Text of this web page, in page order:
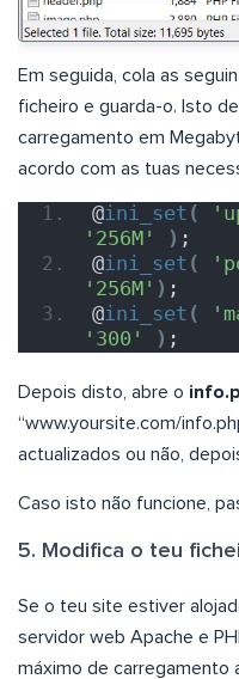
Em seguida, cola as
ficheiro e guarda-o. Isto
carregamento em
acordo com as tuas
@ini_set (
'256M'
) ;
@ini_set (
'256M' ) ;
@ini_set (
'300'
) ;
Depois disto, abre o
“www.yoursite.com/
actualizados ou não,
Caso isto não funcione,
5. Modifica o teu
Se o teu site estiver
servidor web Apache e
máximo de carregamento